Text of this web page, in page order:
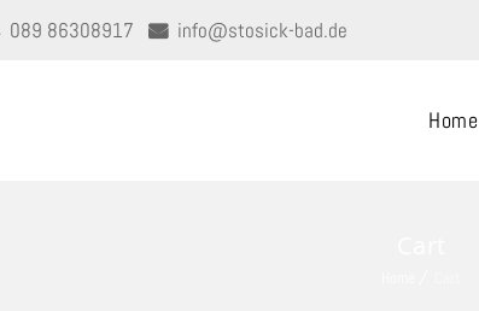
089 86308917 info@stosick-bad.de
Home